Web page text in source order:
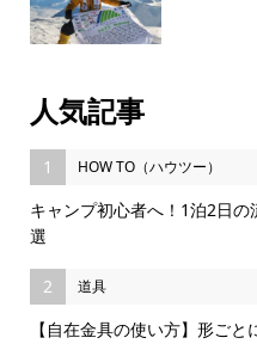
人気記事
1 HOW TO（ハウツー）
キャンプ初心者へ！1泊2日
選
2 道具
【自在金具の使い方】形ごと